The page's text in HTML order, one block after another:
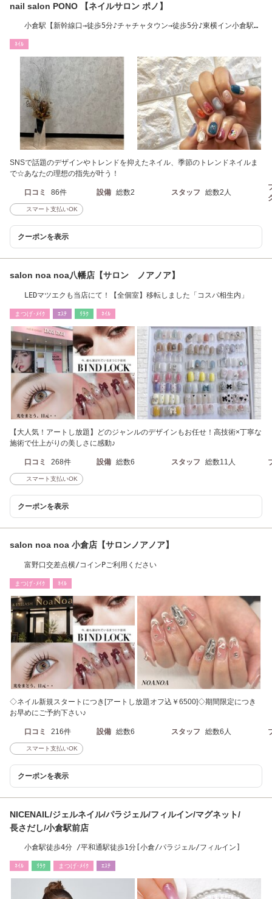
nail salon PONO 【ネイルサロン ポノ】
小倉駅【新幹線口→徒歩5分♪チャチャタウン→徒歩5分♪東横イン小倉駅北
ﾈｲﾙ
SNSで話題のデザインやトレンドを抑えたネイル、季節のトレンドネイルま
で☆あなたの理想の指先が叶う！
口コミ 86件 設備 総数2 スタッフ 総数2人
スマート支払いOK
クーポンを表示
salon noa noa八幡店【サロン ノアノア】
LEDマツエクも当店にて！【全個室】移転しました「コスパ相生内」
まつげ･ﾒｲｸ ｴｽﾃ ﾘﾗｸ ﾈｲﾙ
【大人気！アートし放題】どのジャンルのデザインもお任せ！高技術×丁寧な
施術で仕上がりの美しさに感動♪
口コミ 268件 設備 総数6 スタッフ 総数11人
スマート支払いOK
クーポンを表示
salon noa noa 小倉店【サロンノアノア】
富野口交差点横/コインPご利用ください
まつげ･ﾒｲｸ ﾈｲﾙ
◇ネイル新規スタートにつき[アートし放題オフ込￥6500]◇期間限定につき
お早めにご予約下さい♪
口コミ 216件 設備 総数6 スタッフ 総数6人
スマート支払いOK
クーポンを表示
NICENAIL/ジェルネイル/パラジェル/フィルイン/マグネット/
長さだし/小倉駅前店
小倉駅徒歩4分 /平和通駅徒歩1分[小倉/パラジェル/フィルイン]
ﾈｲﾙ ﾘﾗｸ まつげ･ﾒｲｸ ｴｽﾃ